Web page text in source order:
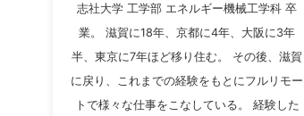
志社大学 工学部 エネルギー機械工学科 卒
業。 滋賀に18年、京都に4年、大阪に3年
半、東京に7年ほど移り住む。 その後、滋賀
に戻り、これまでの経験をもとにフルリモー
トで様々な仕事をこなしている。 経験した